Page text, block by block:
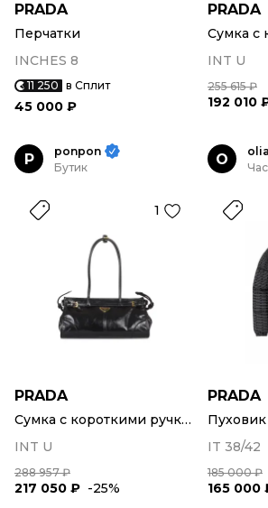
PRADA
Перчатки
INCHES 8
11 250 в Сплит
45 000 ₽
PRADA
INT U
255 615 ₽
192 010
P
ponpon
Бутик
1
PRADA
Сумка с короткими ручками
INT U
288 957 ₽
217 050 ₽ -25%
O
PRADA
Пуховик
IT 38/42
185 000 ₽
165 000